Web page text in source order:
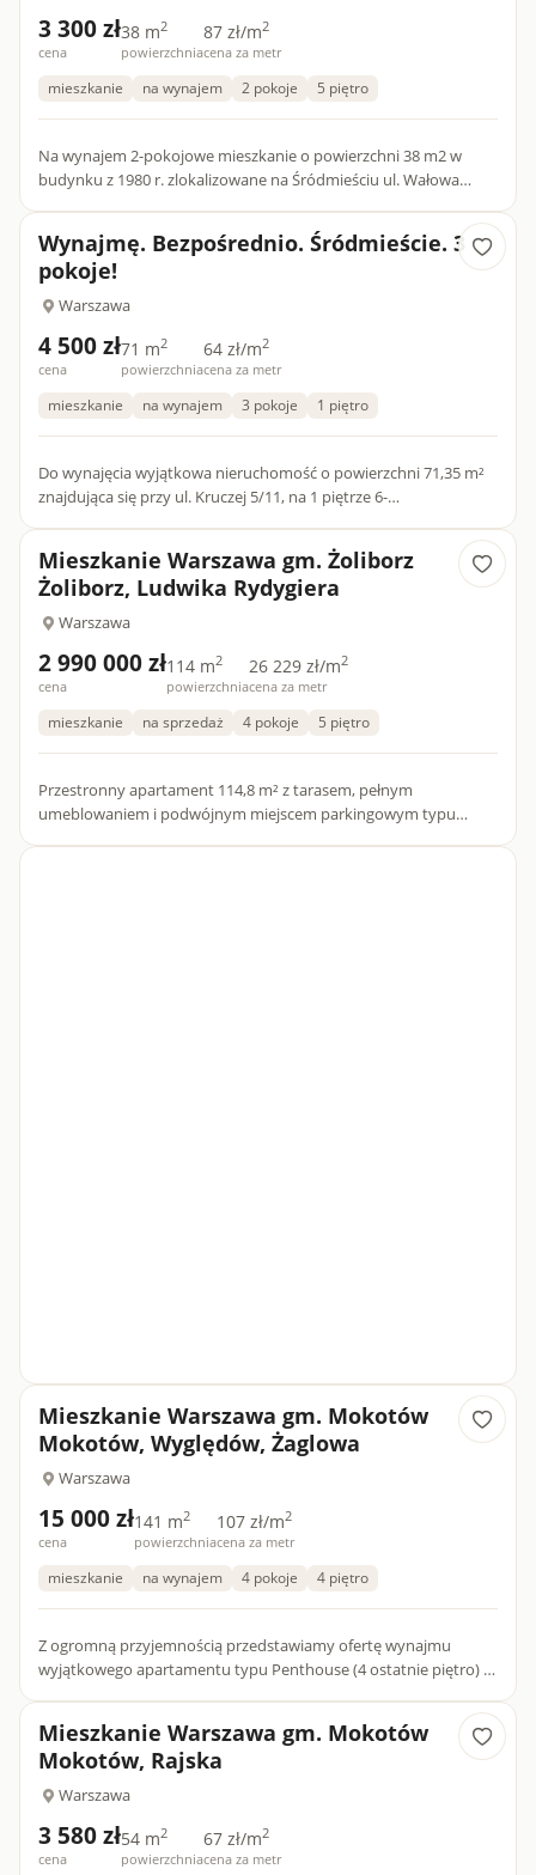
3 300 zł
cena
38 m2
powierzchnia
87 zł/m2
cena za metr
mieszkanie na wynajem 2 pokoje 5 piętro
Na wynajem 2-pokojowe mieszkanie o powierzchni 38 m2 w
budynku z 1980 r. zlokalizowane na Śródmieściu ul. Wałowa
Wynajmę. Bezpośrednio. Śródmieście. 3
pokoje!
Warszawa
4 500 zł
cena
71 m2
powierzchnia
64 zł/m2
cena za metr
mieszkanie na wynajem 3 pokoje 1 piętro
Do wynajęcia wyjątkowa nieruchomość o powierzchni 71,35 m²
znajdująca się przy ul. Kruczej 5/11, na 1 piętrze 6-
Mieszkanie Warszawa gm. Żoliborz
Żoliborz, Ludwika Rydygiera
Warszawa
2 990 000 zł
cena
114 m2
powierzchnia
26 229 zł/m2
cena za metr
mieszkanie na sprzedaż 4 pokoje 5 piętro
Przestronny apartament 114,8 m² z tarasem, pełnym
umeblowaniem i podwójnym miejscem parkingowym typu
Mieszkanie Warszawa gm. Mokotów
Mokotów, Wyględów, Żaglowa
Warszawa
15 000 zł
cena
141 m2
powierzchnia
107 zł/m2
cena za metr
mieszkanie na wynajem 4 pokoje 4 piętro
Z ogromną przyjemnością przedstawiamy ofertę wynajmu
wyjątkowego apartamentu typu Penthouse (4 ostatnie piętro) o
Mieszkanie Warszawa gm. Mokotów
Mokotów, Rajska
Warszawa
3 580 zł
cena
54 m2
powierzchnia
67 zł/m2
cena za metr